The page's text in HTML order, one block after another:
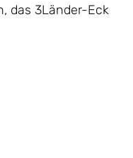
das 3Länder-Eck